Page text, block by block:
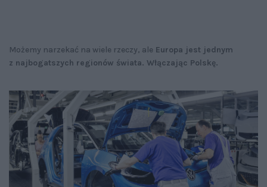
Możemy narzekać na wiele rzeczy, ale Europa jest jednym
z najbogatszych regionów świata. Włączając Polskę.